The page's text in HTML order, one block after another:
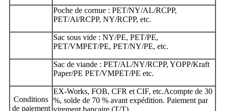
Poche de cornue : PET/NY/AL/RCPP,
PET/Al/RCPP, NY/RCPP, etc.
Sac sous vide : NY/PE, PET/PE,
PET/VMPET/PE, PET/NY/PE, etc.
Sac de viande : PET/AL/NY/RCPP, YOPP/Kraft
Paper/PE PET/VMPET/PE etc.
Conditions
de paiement
EX-Works, FOB, CFR et CIF, etc.Acompte de 30
%, solde de 70 % avant expédition. Paiement par
virement bancaire (T/T)..